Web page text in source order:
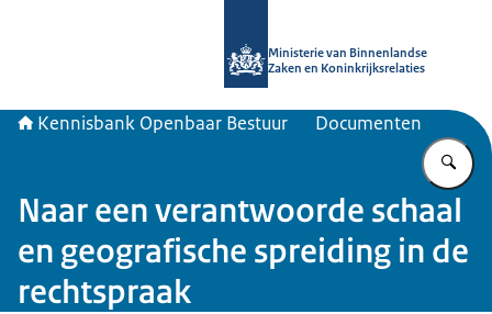
Ministerie van Binnenlandse
Zaken en Koninkrijksrelaties
Kennisbank Openbaar Bestuur Documenten
Naar een verantwoorde schaal
en geografische spreiding in de
rechtspraak